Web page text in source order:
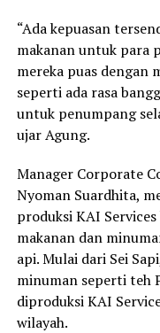
“Ada kepuasan
makanan untuk para
mereka puas dengan
seperti ada rasa
untuk penumpang
ujar Agung.
Manager Corporate
Nyoman Suardhita,
produksi KAI
makanan dan
api. Mulai dari Sei
minuman seperti teh
diproduksi KAI
wilayah.